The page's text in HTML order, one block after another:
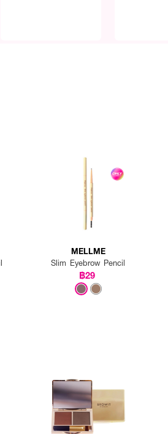
MELLME
Slim Eyebrow Pencil
฿29